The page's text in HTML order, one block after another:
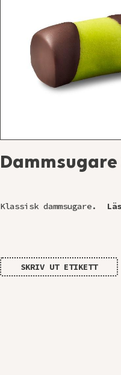
Dammsugare
Klassisk dammsugare.
SKRIV UT ETIKETT